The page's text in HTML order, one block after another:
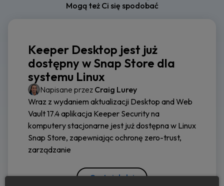
Mogą też Ci się spodobać
Keeper Desktop jest już
dostępny w Snap Store dla
systemu Linux
Napisane przez Craig Lurey
Wraz z wydaniem aktualizacji Desktop and Web
Vault 17.4 aplikacja Keeper Security na
komputery stacjonarne jest już dostępna w Linux
Snap Store, zapewniając ochronę zero-trust,
zarządzanie
Czytaj dalej